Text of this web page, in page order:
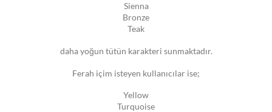
Sienna
Bronze
Teak
daha yoğun tütün karakteri sunmaktadır.
Ferah içim isteyen kullanıcılar ise;
Yellow
Turquoise